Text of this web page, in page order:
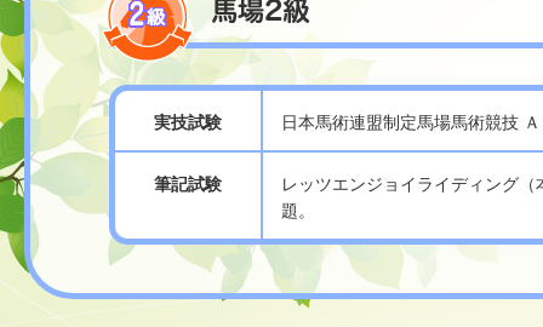
実技試験 日本馬術連盟制定馬場馬術競技
筆記試験
レッツエンジョイライディング
題。